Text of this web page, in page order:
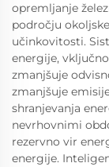
opremljanje
področju
učinkovitosti.
energije,
zmanjšuje
zmanjšuje
shranjevanja
nevrhovnimi
rezervno vir
energije.